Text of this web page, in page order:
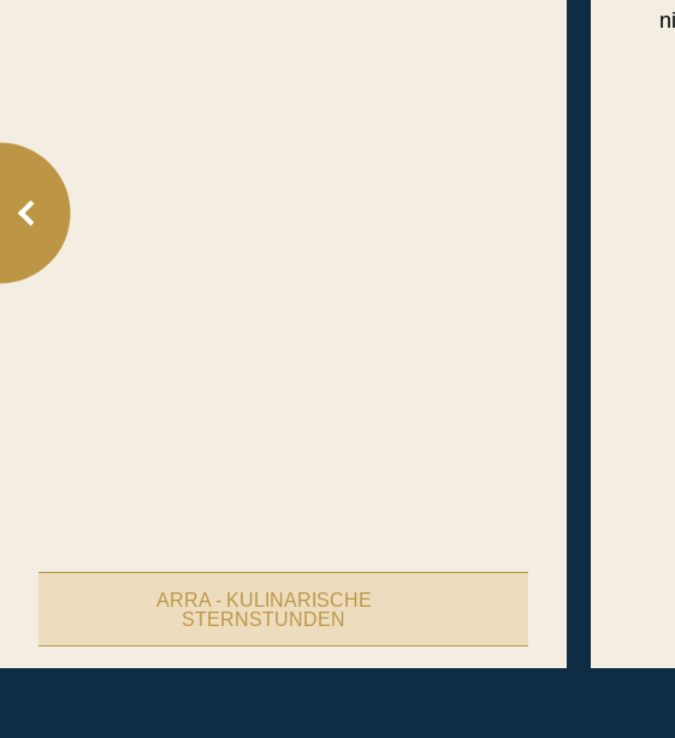
ARRA - KULINARISCHE
STERNSTUNDEN